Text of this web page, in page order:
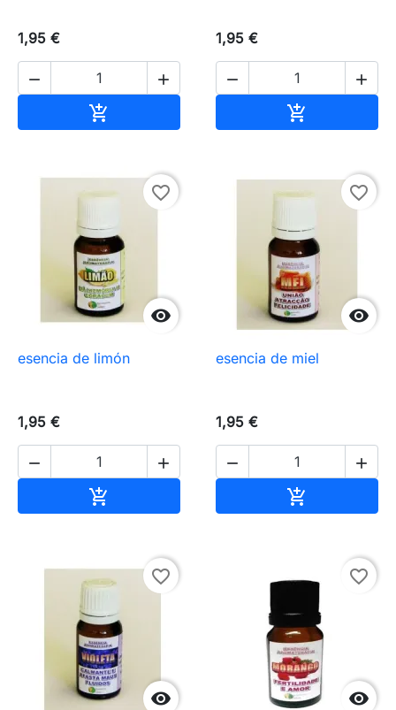
1,95 €
 

1,95 €
 


favorite_border
esencia de limón
1,95 €
 


favorite_border
esencia de miel
1,95 €
 


favorite_border

favorite_border